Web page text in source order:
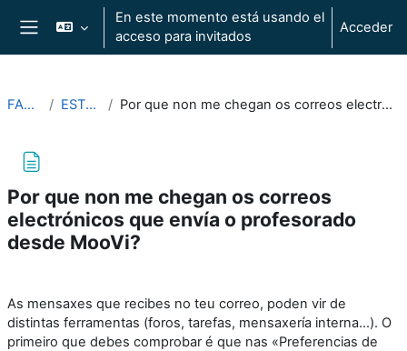
Salta al contenido principal
Panel lateral
En este momento está usando el
acceso para invitados
Acceder
FAQS2025 ESTUDANTES Por que non me chegan os correos electrónicos que envía o profesorado desde MooVi?
Por que non me chegan os correos
electrónicos que envía o profesorado
desde MooVi?
As mensaxes que recibes no teu correo, poden vir de
distintas ferramentas (foros, tarefas, mensaxería interna...). O
primeiro que debes comprobar é que nas «Preferencias de